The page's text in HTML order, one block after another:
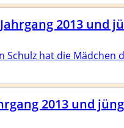
Regeln
2013 und
Schulz hat die
2013 und